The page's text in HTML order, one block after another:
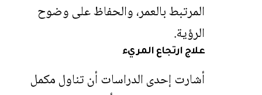
المرتبط بالعمر، والحفاظ على وضوح
الرؤية.
علاج ارتجاع المريء
أشارت إحدى الدراسات أن تناول مكمل